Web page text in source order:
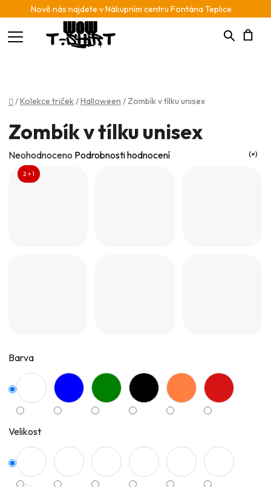
Nově nás najdete v Nákupním centru Fontána Teplice
Hledat
Domů
/Kolekce triček/Halloween / Zombík v tílku unisex
Barva
Velikost
Zombík v tílku unisex
Průměrné
hodnocení
produktu
Neohodnoceno Podrobnosti hodnocení
2 + 1